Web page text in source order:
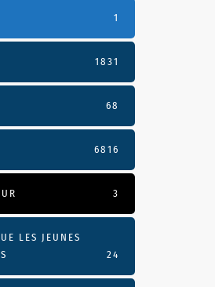
1
1831
68
6816
3
LES JEUNES
24